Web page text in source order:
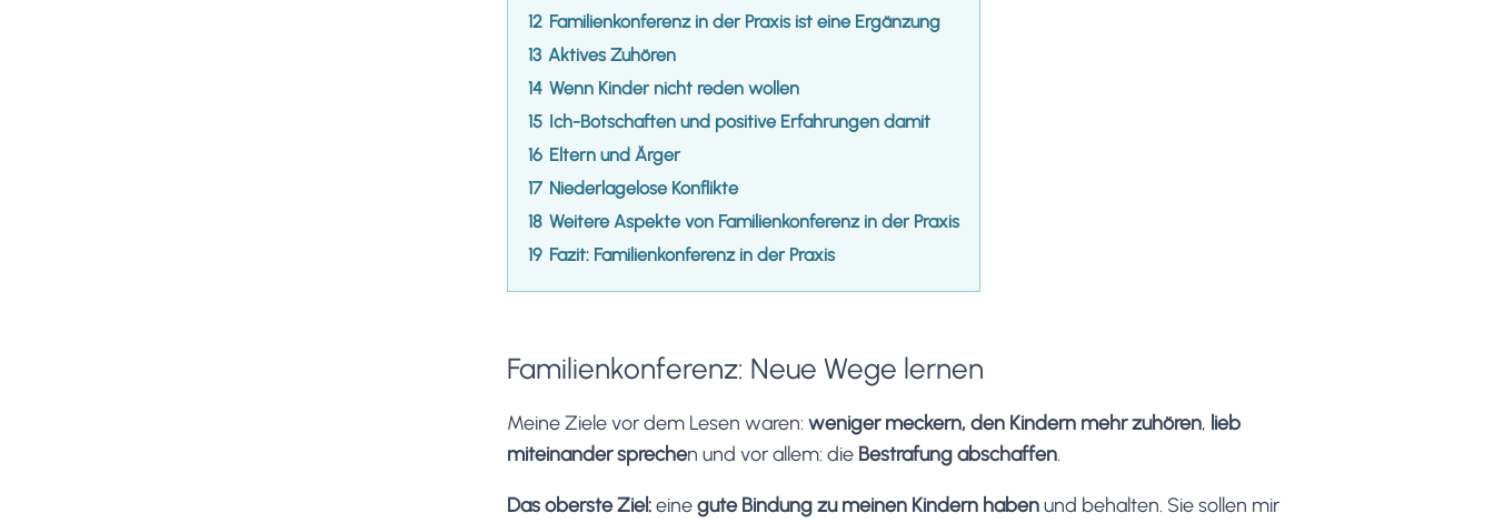
12 Familienkonferenz in der Praxis ist eine Ergänzung
13 Aktives Zuhören
14 Wenn Kinder nicht reden wollen
15 Ich-Botschaften und positive Erfahrungen damit
16 Eltern und Ärger
17 Niederlagelose Konflikte
18 Weitere Aspekte von Familienkonferenz in der Praxis
19 Fazit: Familienkonferenz in der Praxis
Familienkonferenz: Neue Wege lernen
Meine Ziele vor dem Lesen waren: weniger meckern, den Kindern mehr zuhören, lieb
miteinander sprechen und vor allem: die Bestrafung abschaffen.
Das oberste Ziel:einegute Bindung zu meinen Kindern habenund behalten. Sie sollen mir